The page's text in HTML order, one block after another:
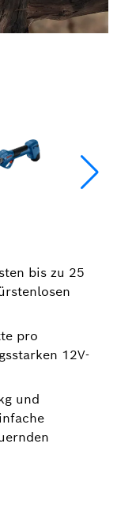
bis zu 25
pro
12V-
und